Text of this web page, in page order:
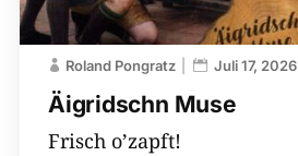
Äigridschn Muse
Roland Pongratz Juli 17, 2026
Frisch o’zapft!